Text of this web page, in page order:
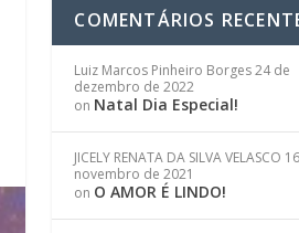
COMENTÁRIOS
Luiz Marcos Pinheiro Borges24 de
dezembro de 2022
on Natal Dia Especial!
JICELY RENATA DA SILVA VELASCO
novembro de 2021
on O AMOR É LINDO!